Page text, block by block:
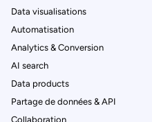
Data visualisations
Automatisation
Analytics & Conversion
AI search
Data products
Partage de données & API
Collaboration